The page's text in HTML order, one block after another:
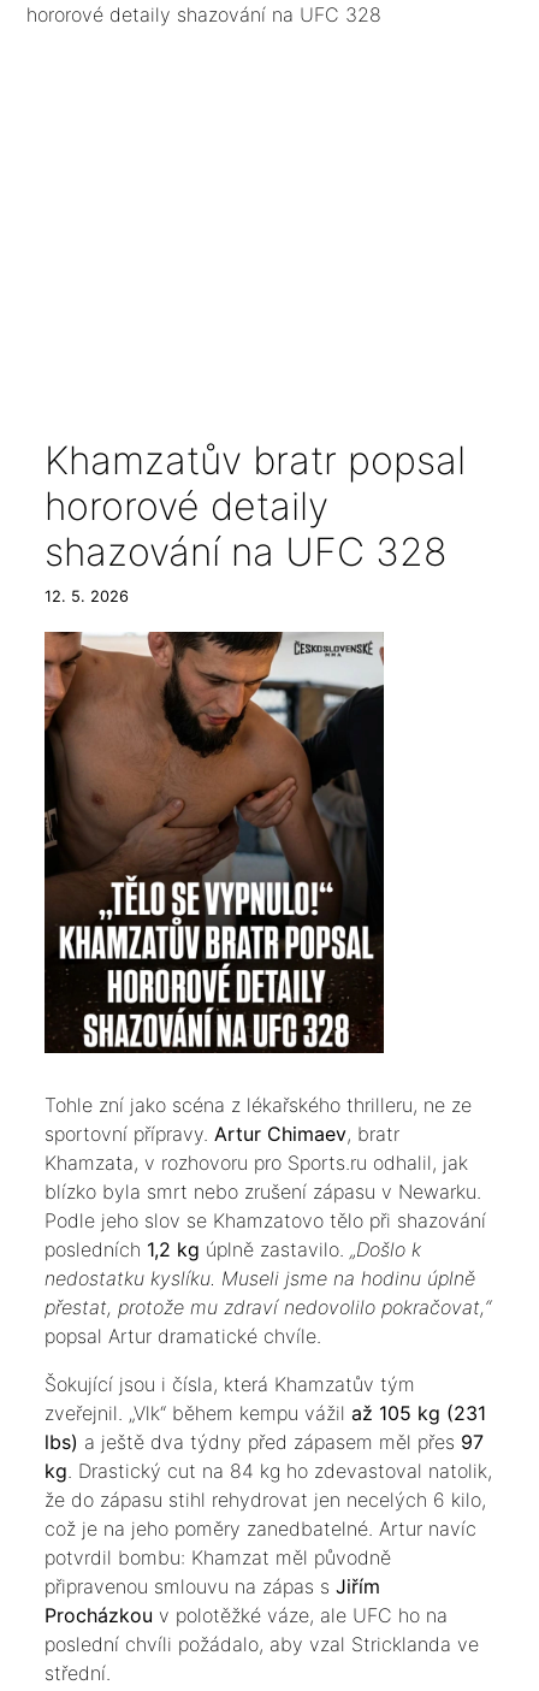
hororové detaily shazování na UFC 328
Khamzatův bratr popsal
hororové detaily
shazování na UFC 328
12. 5. 2026
​Tohle zní jako scéna z lékařského thrilleru, ne ze
sportovní přípravy.Artur Chimaev, bratr
Khamzata, v rozhovoru pro Sports.ru odhalil, jak
blízko byla smrt nebo zrušení zápasu v Newarku.
Podle jeho slov se Khamzatovo tělo při shazování
posledních 1,2 kg úplně zastavilo.„Došlo k
nedostatku kyslíku. Museli jsme na hodinu úplně
přestat, protože mu zdraví nedovolilo pokračovat,“
popsal Artur dramatické chvíle.
​Šokující jsou i čísla, která Khamzatův tým
zveřejnil. „Vlk“ během kempu vážilaž 105 kg (231
lbs) a ještě dva týdny před zápasem měl přes 97
kg. Drastický cut na 84 kg ho zdevastoval natolik,
že do zápasu stihl rehydrovat jen necelých 6 kilo,
což je na jeho poměry zanedbatelné. Artur navíc
potvrdil bombu: Khamzat měl původně
připravenou smlouvu na zápas sJiřím
Procházkou v polotěžké váze, ale UFC ho na
poslední chvíli požádalo, aby vzal Stricklanda ve
střední.